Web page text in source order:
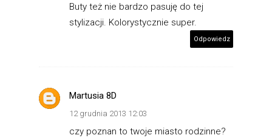
Buty też nie bardzo pasuję do tej
stylizacji. Kolorystycznie super.
Odpowiedz
Martusia 8D
12 grudnia 2013 12:03
czy poznan to twoje miasto rodzinne?